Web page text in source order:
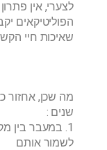
לצערי, אין
הפוליטיקאים
שאיכות חיי
מה שכן, אחזור
שנים :
1. במעבר בין
לשמור אותם